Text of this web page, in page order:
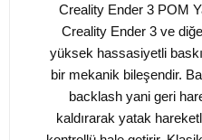
Creality Ender 3 POM
Creality Ender 3 ve
yüksek hassasiyetli
bir mekanik bileşendir.
backlash yani geri
kaldırarak yatak